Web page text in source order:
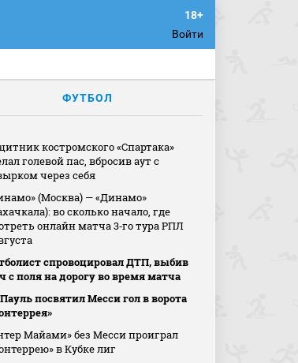
Войти
ФУТБОЛ
костромского «Спартака»
голевой пас, вбросив аут с
через себя
(Москва) — «Динамо»
во сколько начало, где
онлайн матча 3‑го тура РПЛ
спровоцировал ДТП, выбив
с поля на дорогу во время матча
посвятил Месси гол в ворота
Майами» без Месси проиграл
в Кубке лиг